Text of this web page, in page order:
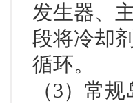
发生器、
段将冷却
循环。
（3）常